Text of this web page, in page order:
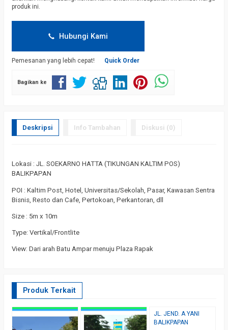
produk ini.
Hubungi Kami
Pemesanan yang lebih cepat! Quick Order
Bagikan ke
Deskripsi Info Tambahan Diskusi (0)
Lokasi : JL. SOEKARNO HATTA (TIKUNGAN KALTIM POS)
BALIKPAPAN
POI : Kaltim Post, Hotel, Universitas/Sekolah, Pasar, Kawasan Sentra
Bisnis, Resto dan Cafe, Pertokoan, Perkantoran, dll
Size : 5m x 10m
Type: Vertikal/Frontlite
View: Dari arah Batu Ampar menuju Plaza Rapak
Produk Terkait
JL. JEND. A YANI
BALIKPAPAN